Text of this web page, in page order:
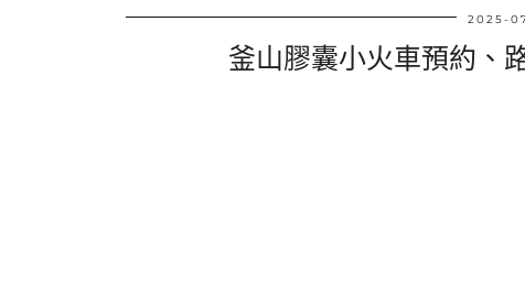
2025-
釜山膠囊小火車預約、